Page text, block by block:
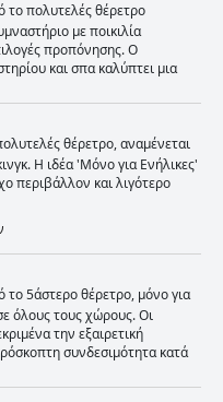
το πολυτελές θέρετρο
με ποικιλία
προπόνησης. Ο
και σπα καλύπτει μια
θέρετρο, αναμένεται
Η ιδέα 'Μόνο για Ενήλικες'
περιβάλλον και λιγότερο
το 5άστερο θέρετρο, μόνο για
όλους τους χώρους. Οι
την εξαιρετική
συνδεσιμότητα κατά